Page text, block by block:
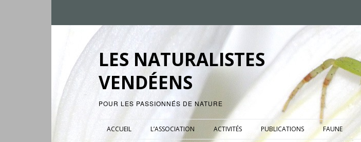
LES NATURALISTES
VENDÉENS
POUR LES PASSIONNÉS DE NATURE
ACCUEIL L’ASSOCIATION ACTIVITÉS PUBLICATIONS FAUNE